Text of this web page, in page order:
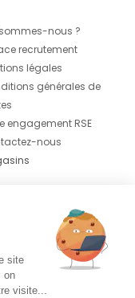
nous ?
recrutement
légales
générales de
engagement RSE
nous
site
on
visite...